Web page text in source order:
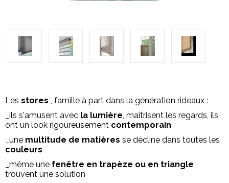
Les stores , famille à part dans la génération rideaux :
_ils s'amusent avec la lumière , maîtrisent les regards, ils
ont un look rigoureusement contemporain
_une multitude de matières se décline dans toutes les
couleurs
_même une fenêtre en trapèze ou en triangle
trouvent une solution